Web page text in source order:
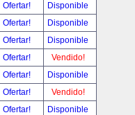
Ofertar!
Disponible
Ofertar!
Disponible
Ofertar!
Disponible
Ofertar!
Vendido!
Ofertar!
Disponible
Ofertar!
Vendido!
Ofertar!
Disponible